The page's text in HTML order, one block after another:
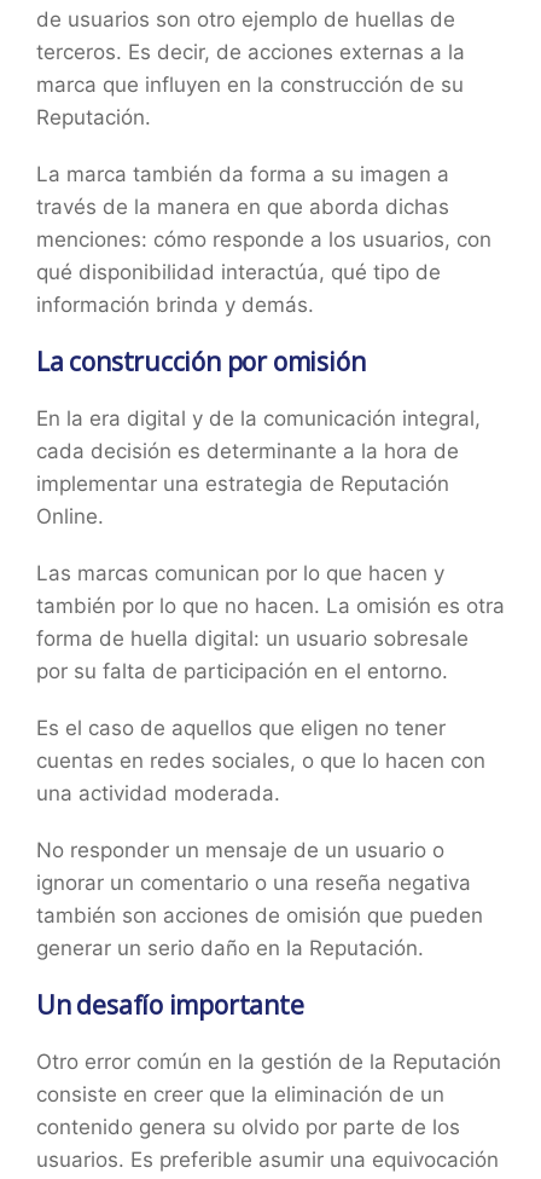
de usuarios son otro ejemplo de huellas de
terceros. Es decir, de acciones externas a la
marca que influyen en la construcción de su
Reputación.
La marca también da forma a su imagen a
través de la manera en que aborda dichas
menciones: cómo responde a los usuarios, con
qué disponibilidad interactúa, qué tipo de
información brinda y demás.
La construcción por omisión
En la era digital y de la comunicación integral,
cada decisión es determinante a la hora de
implementar una estrategia de Reputación
Online.
Las marcas comunican por lo que hacen y
también por lo que no hacen. La omisión es otra
forma de huella digital: un usuario sobresale
por su falta de participación en el entorno.
Es el caso de aquellos que eligen no tener
cuentas en redes sociales, o que lo hacen con
una actividad moderada.
No responder un mensaje de un usuario o
ignorar un comentario o una reseña negativa
también son acciones de omisión que pueden
generar un serio daño en la Reputación.
Un desafío importante
Otro error común en la gestión de la Reputación
consiste en creer que la eliminación de un
contenido genera su olvido por parte de los
usuarios. Es preferible asumir una equivocación